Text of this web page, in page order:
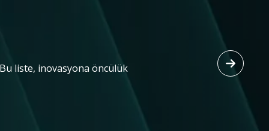
liste, inovasyona öncülük